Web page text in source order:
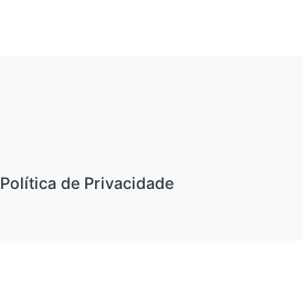
Política de Privacidade